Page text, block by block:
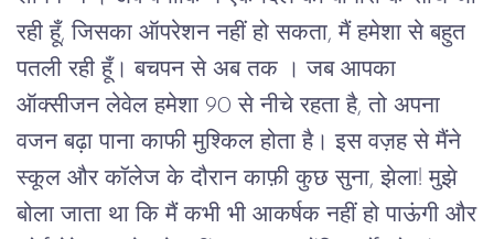
रही हूँ, जिसका ऑपरेशन नहीं हो सकता, मैं हमेशा से बहुत
पतली रही हूँ। बचपन से अब तक । जब आपका
ऑक्सीजन लेवेल हमेशा 90 से नीचे रहता है, तो अपना
वजन बढ़ा पाना काफी मुश्किल होता है। इस वज़ह से मैंने
स्कूल और कॉलेज के दौरान काफ़ी कुछ सुना, झेला! मुझे
बोला जाता था कि मैं कभी भी आकर्षक नहीं हो पाऊंगी और